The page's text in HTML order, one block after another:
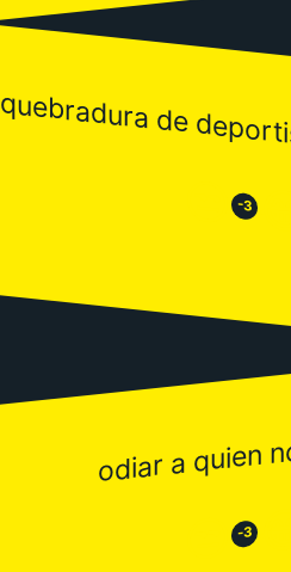
quebradura de
😒 -3 😂
odiar a quien
😒 -3 😂